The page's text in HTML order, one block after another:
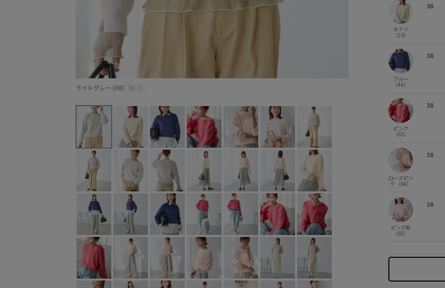
ライトグレー (08) 38 × ×
キナリ
（16）
38
ブルー
（44）
38
ピンク
（63）
38
ローズピン
ク （64）
38
ピンク系
（65）
38